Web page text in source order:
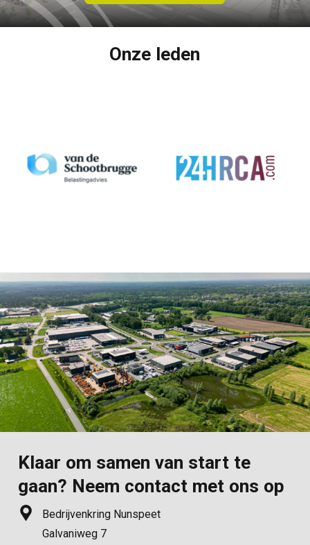
Onze leden
Klaar om samen van start te
gaan? Neem contact met ons op
Bedrijvenkring Nunspeet
Galvaniweg 7